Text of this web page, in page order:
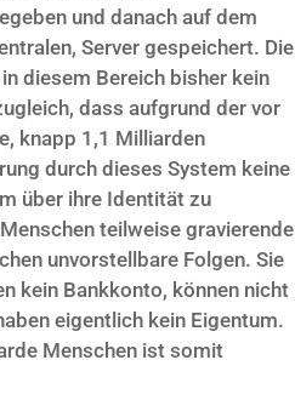
und danach auf dem
Server gespeichert. Die
diesem Bereich bisher kein
dass aufgrund der vor
knapp 1,1 Milliarden
durch dieses System keine
über ihre Identität zu
teilweise gravierende
unvorstellbare Folgen. Sie
kein Bankkonto, können nicht
eigentlich kein Eigentum.
Menschen ist somit